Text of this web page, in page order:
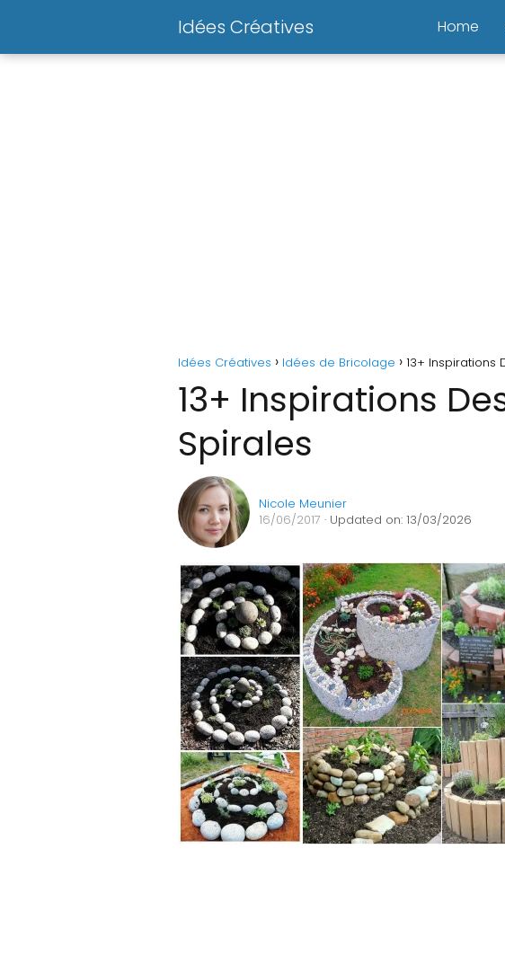
Idées Créatives Home
Idées Créatives Idées de Bricolage 13+ Inspirations
13+ Inspirations
Spirales
Nicole Meunier
16/06/2017 · Updated on: 13/03/2026